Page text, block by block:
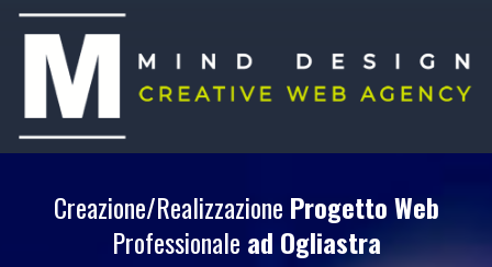
Creazione/Realizzazione Progetto Web
Professionale ad Ogliastra